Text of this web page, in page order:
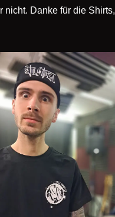
nicht. Danke für die Shirts,